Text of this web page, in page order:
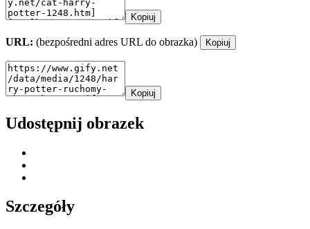
Kopiuj
URL: (bezpośredni adres URL do obrazka) Kopiuj
Kopiuj
Udostępnij obrazek
Szczegóły